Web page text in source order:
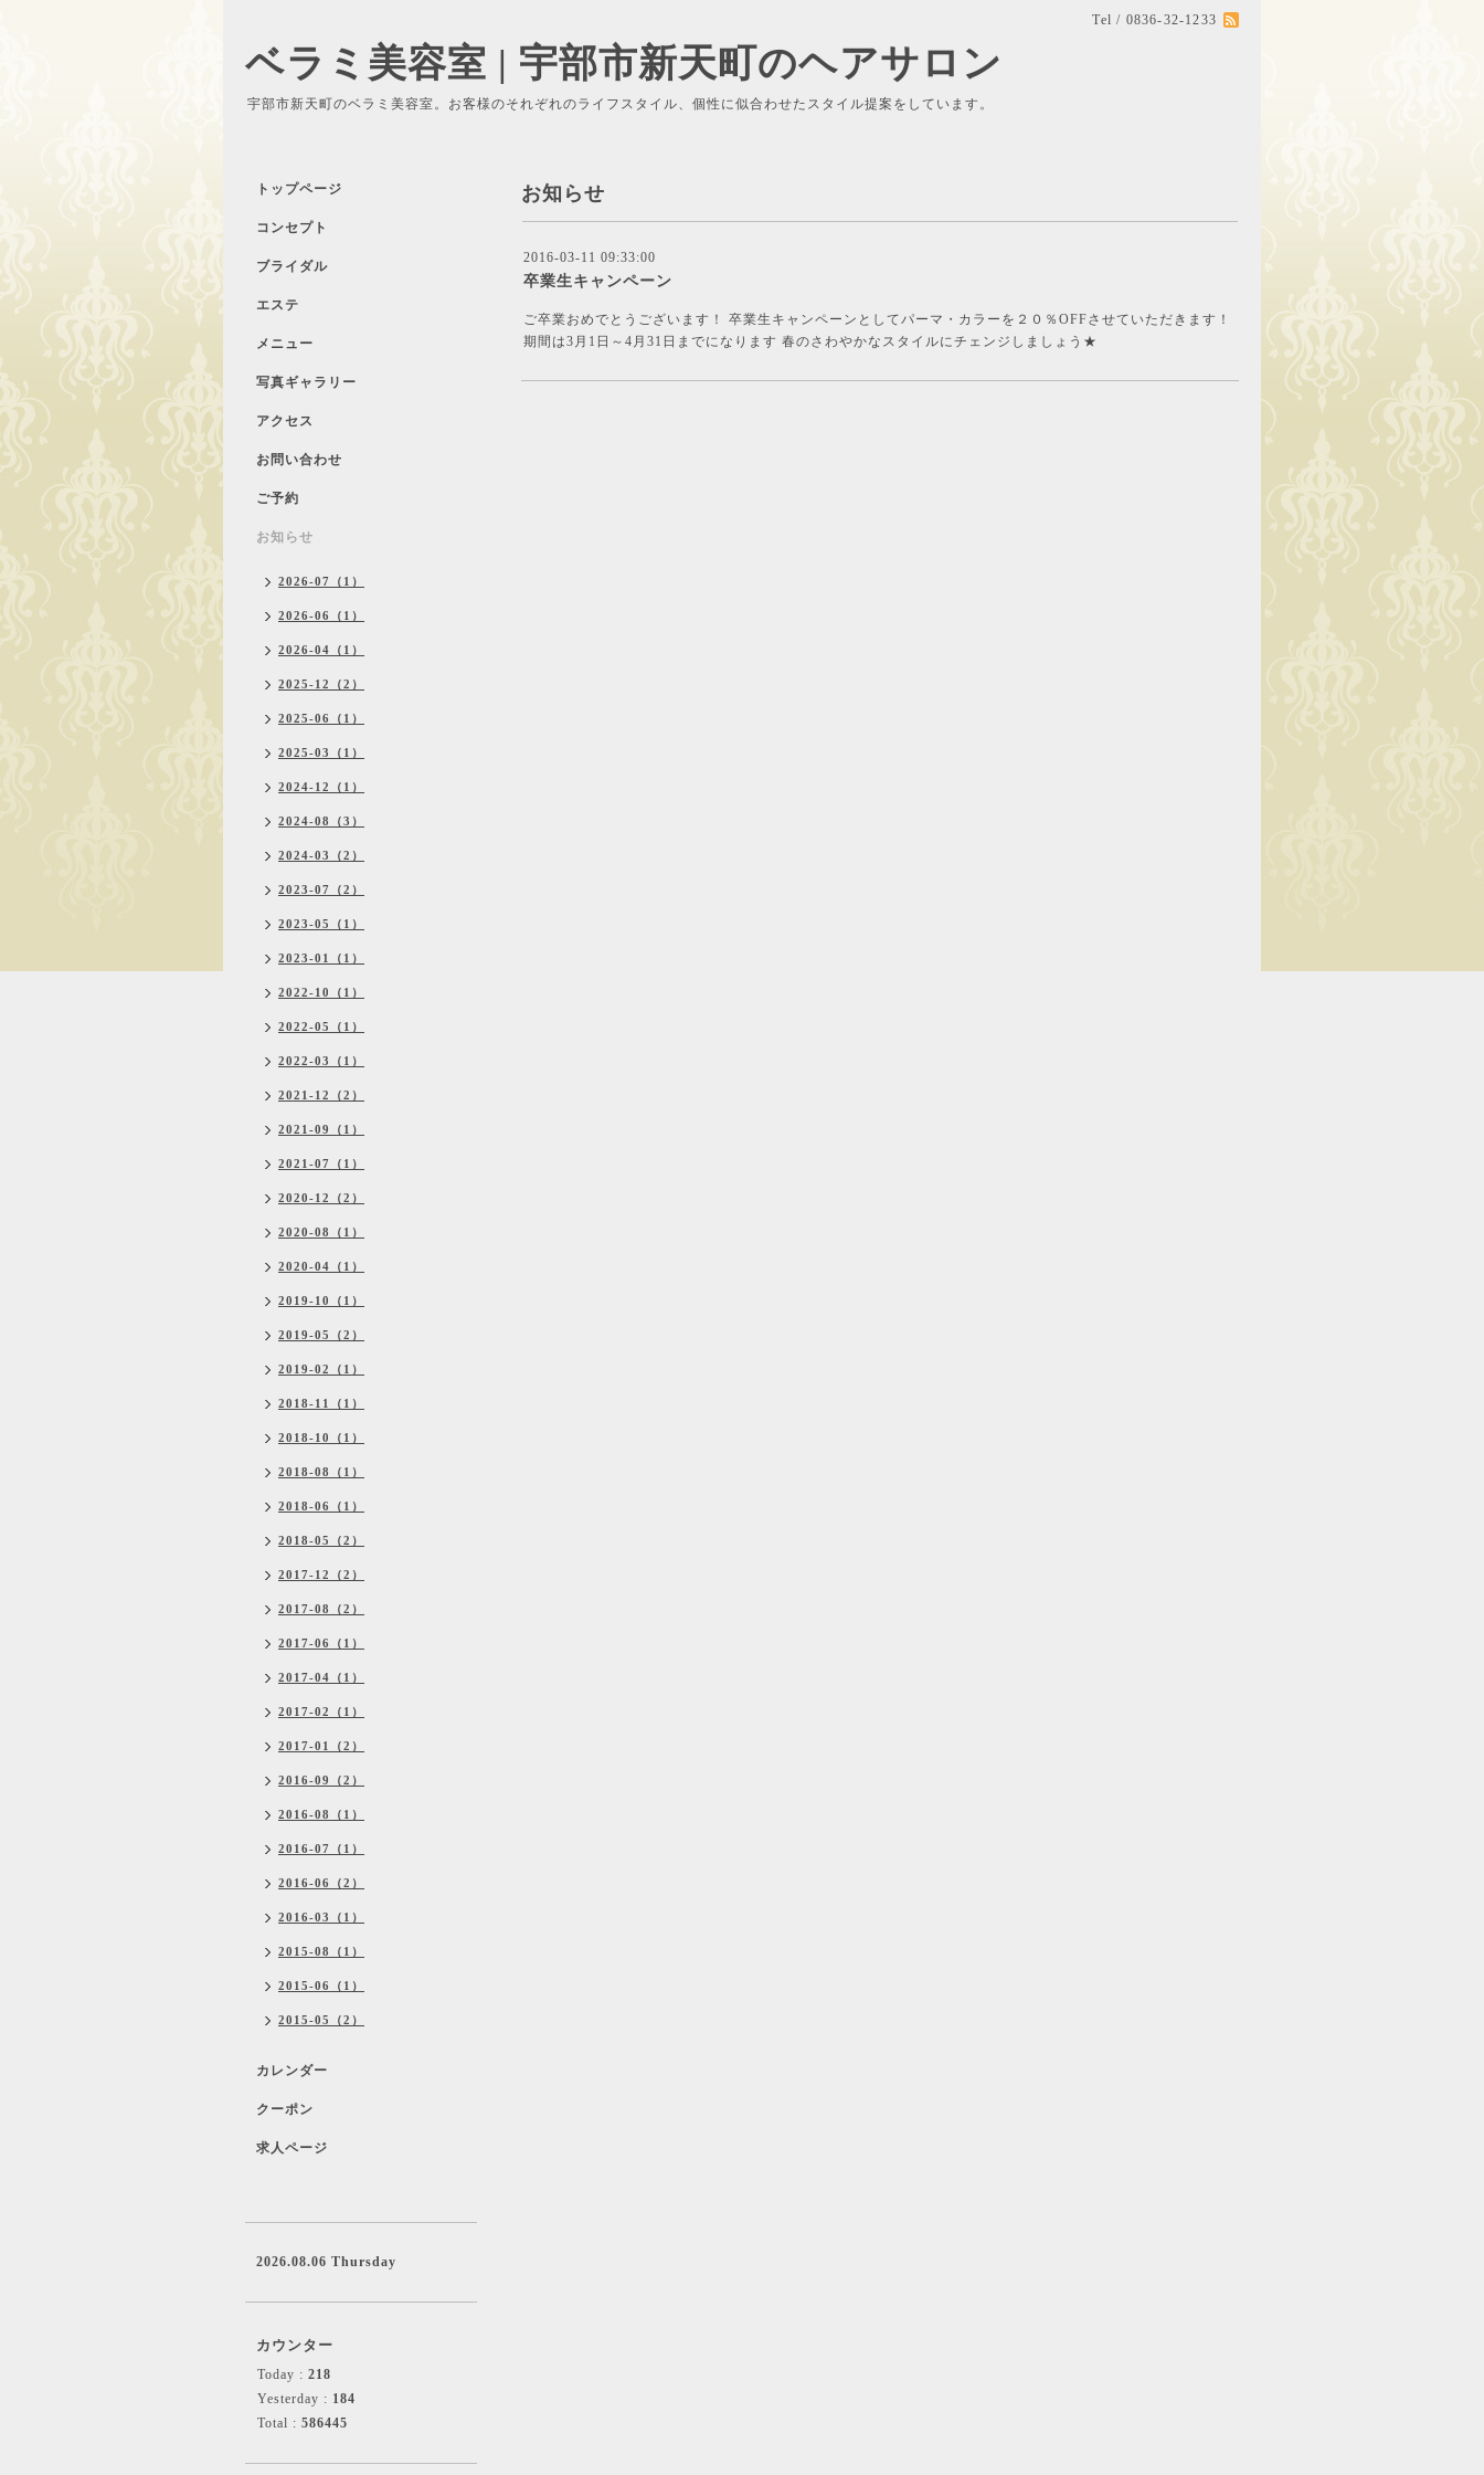
Tel / 0836-32-1233
ベラミ美容室 | 宇部市新天町のヘアサロン
宇部市新天町のベラミ美容室。お客様のそれぞれのライフスタイル、個性に似合わせたスタイル提案をしています。
お知らせ
2016-03-11 09:33:00
卒業生キャンペーン
ご卒業おめでとうございます！ 卒業生キャンペーンとしてパーマ・カラーを２０％OFFさせていただきます！
期間は3月1日～4月31日までになります 春のさわやかなスタイルにチェンジしましょう★
トップページ
コンセプト
ブライダル
エステ
メニュー
写真ギャラリー
アクセス
お問い合わせ
ご予約
お知らせ
2026-07（1）
2026-06（1）
2026-04（1）
2025-12（2）
2025-06（1）
2025-03（1）
2024-12（1）
2024-08（3）
2024-03（2）
2023-07（2）
2023-05（1）
2023-01（1）
2022-10（1）
2022-05（1）
2022-03（1）
2021-12（2）
2021-09（1）
2021-07（1）
2020-12（2）
2020-08（1）
2020-04（1）
2019-10（1）
2019-05（2）
2019-02（1）
2018-11（1）
2018-10（1）
2018-08（1）
2018-06（1）
2018-05（2）
2017-12（2）
2017-08（2）
2017-06（1）
2017-04（1）
2017-02（1）
2017-01（2）
2016-09（2）
2016-08（1）
2016-07（1）
2016-06（2）
2016-03（1）
2015-08（1）
2015-06（1）
2015-05（2）
カレンダー
クーポン
求人ページ
2026.08.06 Thursday
カウンター
Today : 218
Yesterday : 184
Total : 586445